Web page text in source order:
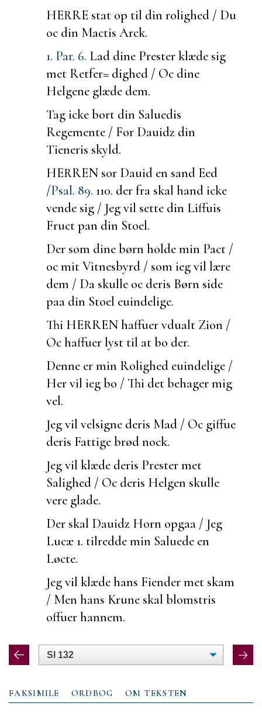
HERRE stat op til din rolighed / Du
oc din Mactis Arck.
1. Par. 6. Lad dine Prester klæde sig
met Retfer= dighed / Oc dine
Helgene glæde dem.
Tag icke bort din Saluedis
Regemente / For Dauidz din
Tieneris skyld.
HERREN sor Dauid en sand Eed
/Psal. 89. 110. der fra skal hand icke
vende sig / Jeg vil sette din Liffuis
Fruct pan din Stoel.
Der som dine børn holde min Pact /
oc mit Vitnesbyrd / som ieg vil lære
dem / Da skulle oc deris Børn side
paa din Stoel euindelige.
Thi HERREN haffuer vdualt Zion /
Oc haffuer lyst til at bo der.
Denne er min Rolighed euindelige /
Her vil ieg bo / Thi det behager mig
vel.
Jeg vil velsigne deris Mad / Oc giffue
deris Fattige brød nock.
Jeg vil klæde deris Prester met
Salighed / Oc deris Helgen skulle
vere glade.
Der skal Dauidz Horn opgaa / Jeg
Lucæ 1. tilredde min Saluede en
Løcte.
Jeg vil klæde hans Fiender met skam
/ Men hans Krune skal blomstris
offuer hannem.
FAKSIMILE ORDBOG OM TEKSTEN